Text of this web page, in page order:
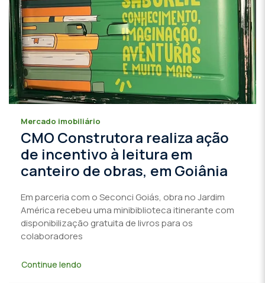
Mercado imobiliário
CMO Construtora realiza ação
de incentivo à leitura em
canteiro de obras, em Goiânia
Em parceria com o Seconci Goiás, obra no Jardim
América recebeu uma minibiblioteca itinerante com
disponibilização gratuita de livros para os
colaboradores
Continue lendo